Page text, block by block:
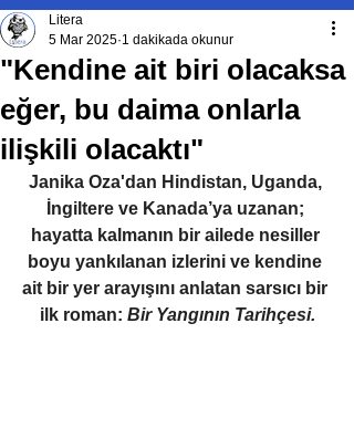
"Kendine ait biri olacaksa
eğer, bu daima onlarla
ilişkili olacaktı"
Litera
5 Mar 2025 1 dakikada okunur
Janika Oza'dan Hindistan, Uganda,
İngiltere ve Kanada’ya uzanan;
hayatta kalmanın bir ailede nesiller
boyu yankılanan izlerini ve kendine
ait bir yer arayışını anlatan sarsıcı bir
ilk roman: Bir Yangının Tarihçesi.